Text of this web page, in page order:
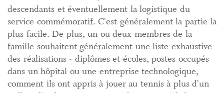
descendants et éventuellement la logistique du
service commémoratif. C'est généralement la partie la
plus facile. De plus, un ou deux membres de la
famille souhaitent généralement une liste exhaustive
des réalisations - diplômes et écoles, postes occupés
dans un hôpital ou une entreprise technologique,
comment ils ont appris à jouer au tennis à plus d'un